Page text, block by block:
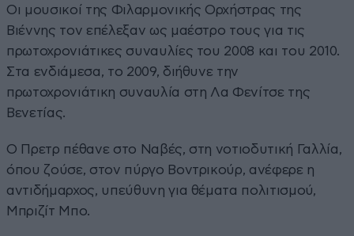
Οι μουσικοί της Φιλαρμονικής Ορχήστρας της
Βιέννης τον επέλεξαν ως μαέστρο τους για τις
πρωτοχρονιάτικες συναυλίες του 2008 και του 2010.
Στα ενδιάμεσα, το 2009, διήθυνε την
πρωτοχρονιάτικη συναυλία στη Λα Φενίτσε της
Βενετίας.
Ο Πρετρ πέθανε στο Ναβές, στη νοτιοδυτική Γαλλία,
όπου ζούσε, στον πύργο Βοντρικούρ, ανέφερε η
αντιδήμαρχος, υπεύθυνη για θέματα πολιτισμού,
Μπριζίτ Μπο.